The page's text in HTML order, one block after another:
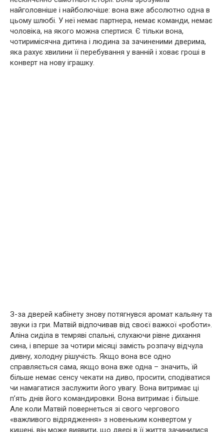
найголовніше і найболючіше: вона вже абсолютно одна в
цьому шлюбі. У неї немає партнера, немає команди, немає
чоловіка, на якого можна спертися. Є тільки вона,
чотиримісячна дитина і людина за зачиненими дверима,
яка рахує хвилини її перебування у ванній і ховає гроші в
конверт на нову іграшку.
З-за дверей кабінету знову потягнувся аромат кальяну та
звуки із гри. Матвій відпочивав від своєї важкої «роботи».
Аліна сиділа в темряві спальні, слухаючи рівне дихання
сина, і вперше за чотири місяці замість розпачу відчула
дивну, холодну рішучість. Якщо вона все одно
справляється сама, якщо вона вже одна – значить, їй
більше немає сенсу чекати на диво, просити, сподіватися
чи намагатися заслужити його увагу. Вона витримає ці
п’ять днів його командировки. Вона витримає і більше.
Але коли Матвій повернеться зі свого чергового
«важливого відрядження» з новеньким конвертом у
кишені, він може виявити, що двері в її життя зачинилися